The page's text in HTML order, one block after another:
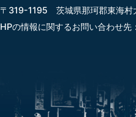
〒319-1195 茨城県那珂郡東海村
HPの情報に関するお問い合わせ先：